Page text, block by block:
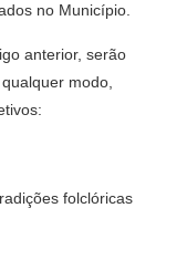
no Município.
anterior, serão
modo,
folclóricas